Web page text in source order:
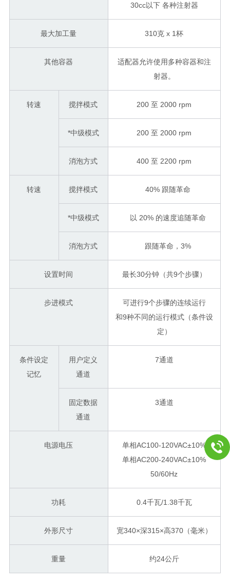
30cc以下 各种注射器
最大加工量 310克 x 1杯
其他容器
适配器允许使用多种容器和注
射器。
转速 搅拌模式 200 至 2000 rpm
*中级模式 200 至 2000 rpm
消泡方式 400 至 2200 rpm
转速 搅拌模式 40% 跟随革命
*中级模式 以 20% 的速度追随革命
消泡方式 跟随革命，3%
设置时间 最长30分钟（共9个步骤）
步进模式 可进行9个步骤的连续运行
和9种不同的运行模式（条件设
定）
条件设定
记忆
用户定义
通道
7通道
固定数据
通道
3通道
电源电压
单相AC100-120VAC±10%
单相AC200-240VAC±10%
50/60Hz
功耗 0.4千瓦/1.38千瓦
外形尺寸 宽340×深315×高370（毫米）
重量 约24公斤